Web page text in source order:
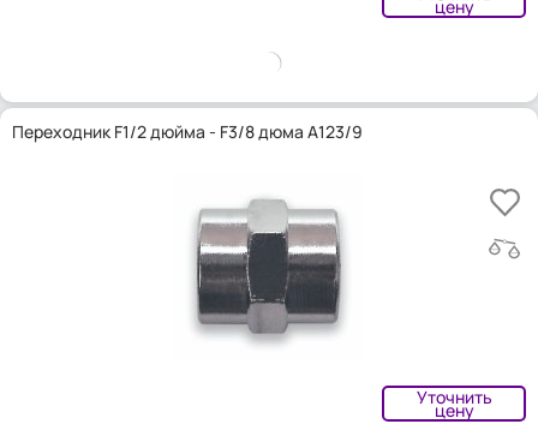
цену
Переходник F1/2 дюйма - F3/8 дюма A123/9
Уточнить
цену